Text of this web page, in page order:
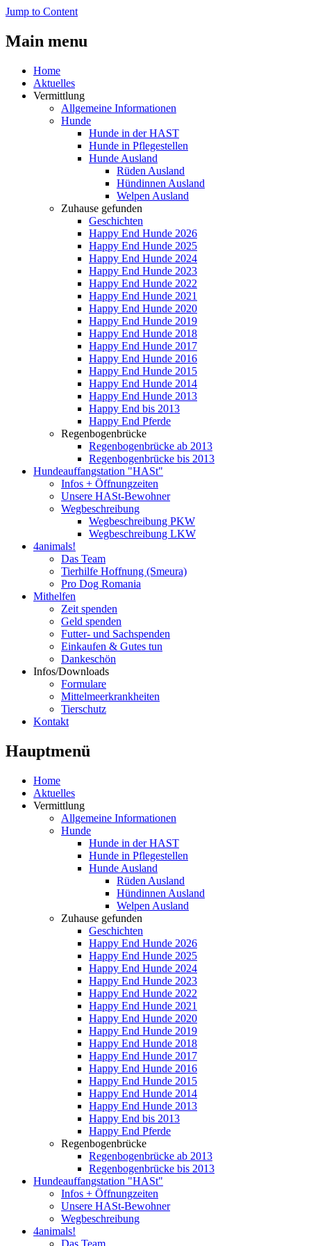
Jump to Content
Main menu
Home
Aktuelles
Vermittlung
Allgemeine Informationen
Hunde
Hunde in der HAST
Hunde in Pflegestellen
Hunde Ausland
Rüden Ausland
Hündinnen Ausland
Welpen Ausland
Zuhause gefunden
Geschichten
Happy End Hunde 2026
Happy End Hunde 2025
Happy End Hunde 2024
Happy End Hunde 2023
Happy End Hunde 2022
Happy End Hunde 2021
Happy End Hunde 2020
Happy End Hunde 2019
Happy End Hunde 2018
Happy End Hunde 2017
Happy End Hunde 2016
Happy End Hunde 2015
Happy End Hunde 2014
Happy End Hunde 2013
Happy End bis 2013
Happy End Pferde
Regenbogenbrücke
Regenbogenbrücke ab 2013
Regenbogenbrücke bis 2013
Hundeauffangstation "HASt"
Infos + Öffnungzeiten
Unsere HASt-Bewohner
Wegbeschreibung
Wegbeschreibung PKW
Wegbeschreibung LKW
4animals!
Das Team
Tierhilfe Hoffnung (Smeura)
Pro Dog Romania
Mithelfen
Zeit spenden
Geld spenden
Futter- und Sachspenden
Einkaufen & Gutes tun
Dankeschön
Infos/Downloads
Formulare
Mittelmeerkrankheiten
Tierschutz
Kontakt
Hauptmenü
Home
Aktuelles
Vermittlung
Allgemeine Informationen
Hunde
Hunde in der HAST
Hunde in Pflegestellen
Hunde Ausland
Rüden Ausland
Hündinnen Ausland
Welpen Ausland
Zuhause gefunden
Geschichten
Happy End Hunde 2026
Happy End Hunde 2025
Happy End Hunde 2024
Happy End Hunde 2023
Happy End Hunde 2022
Happy End Hunde 2021
Happy End Hunde 2020
Happy End Hunde 2019
Happy End Hunde 2018
Happy End Hunde 2017
Happy End Hunde 2016
Happy End Hunde 2015
Happy End Hunde 2014
Happy End Hunde 2013
Happy End bis 2013
Happy End Pferde
Regenbogenbrücke
Regenbogenbrücke ab 2013
Regenbogenbrücke bis 2013
Hundeauffangstation "HASt"
Infos + Öffnungzeiten
Unsere HASt-Bewohner
Wegbeschreibung
4animals!
Das Team